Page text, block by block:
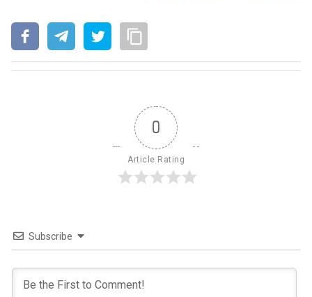
0
Article Rating
Subscribe